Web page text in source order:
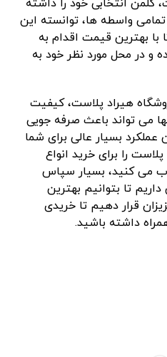
کلمن انتخابی خود را داشته
واسطه ها، توانسته این
با بهترین قیمت اقدام به
و در محل مورد نظر خود به
هیراد پلاست، کیفیت
می تواند باعث صرفه جویی
بسیار عالی برای شما
را برای خرید انواع
می کنید، بسیار سپاس
تا بتوانیم بهترین
قرار دهیم تا خریدی
داشته باشید.